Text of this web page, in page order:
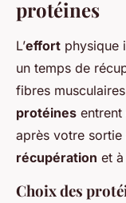
protéines
L’effort physique
un temps de
fibres
protéines entrent
après votre
récupération et
Choix des